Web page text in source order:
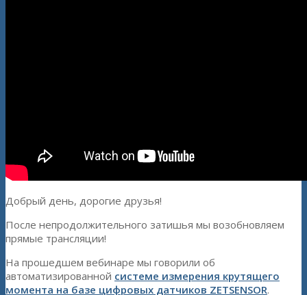
Добрый день, дорогие друзья!
После непродолжительного затишья мы возобновляем
прямые трансляции!
На прошедшем вебинаре мы говорили об
автоматизированной системе измерения крутящего
момента на базе цифровых датчиков ZETSENSOR.